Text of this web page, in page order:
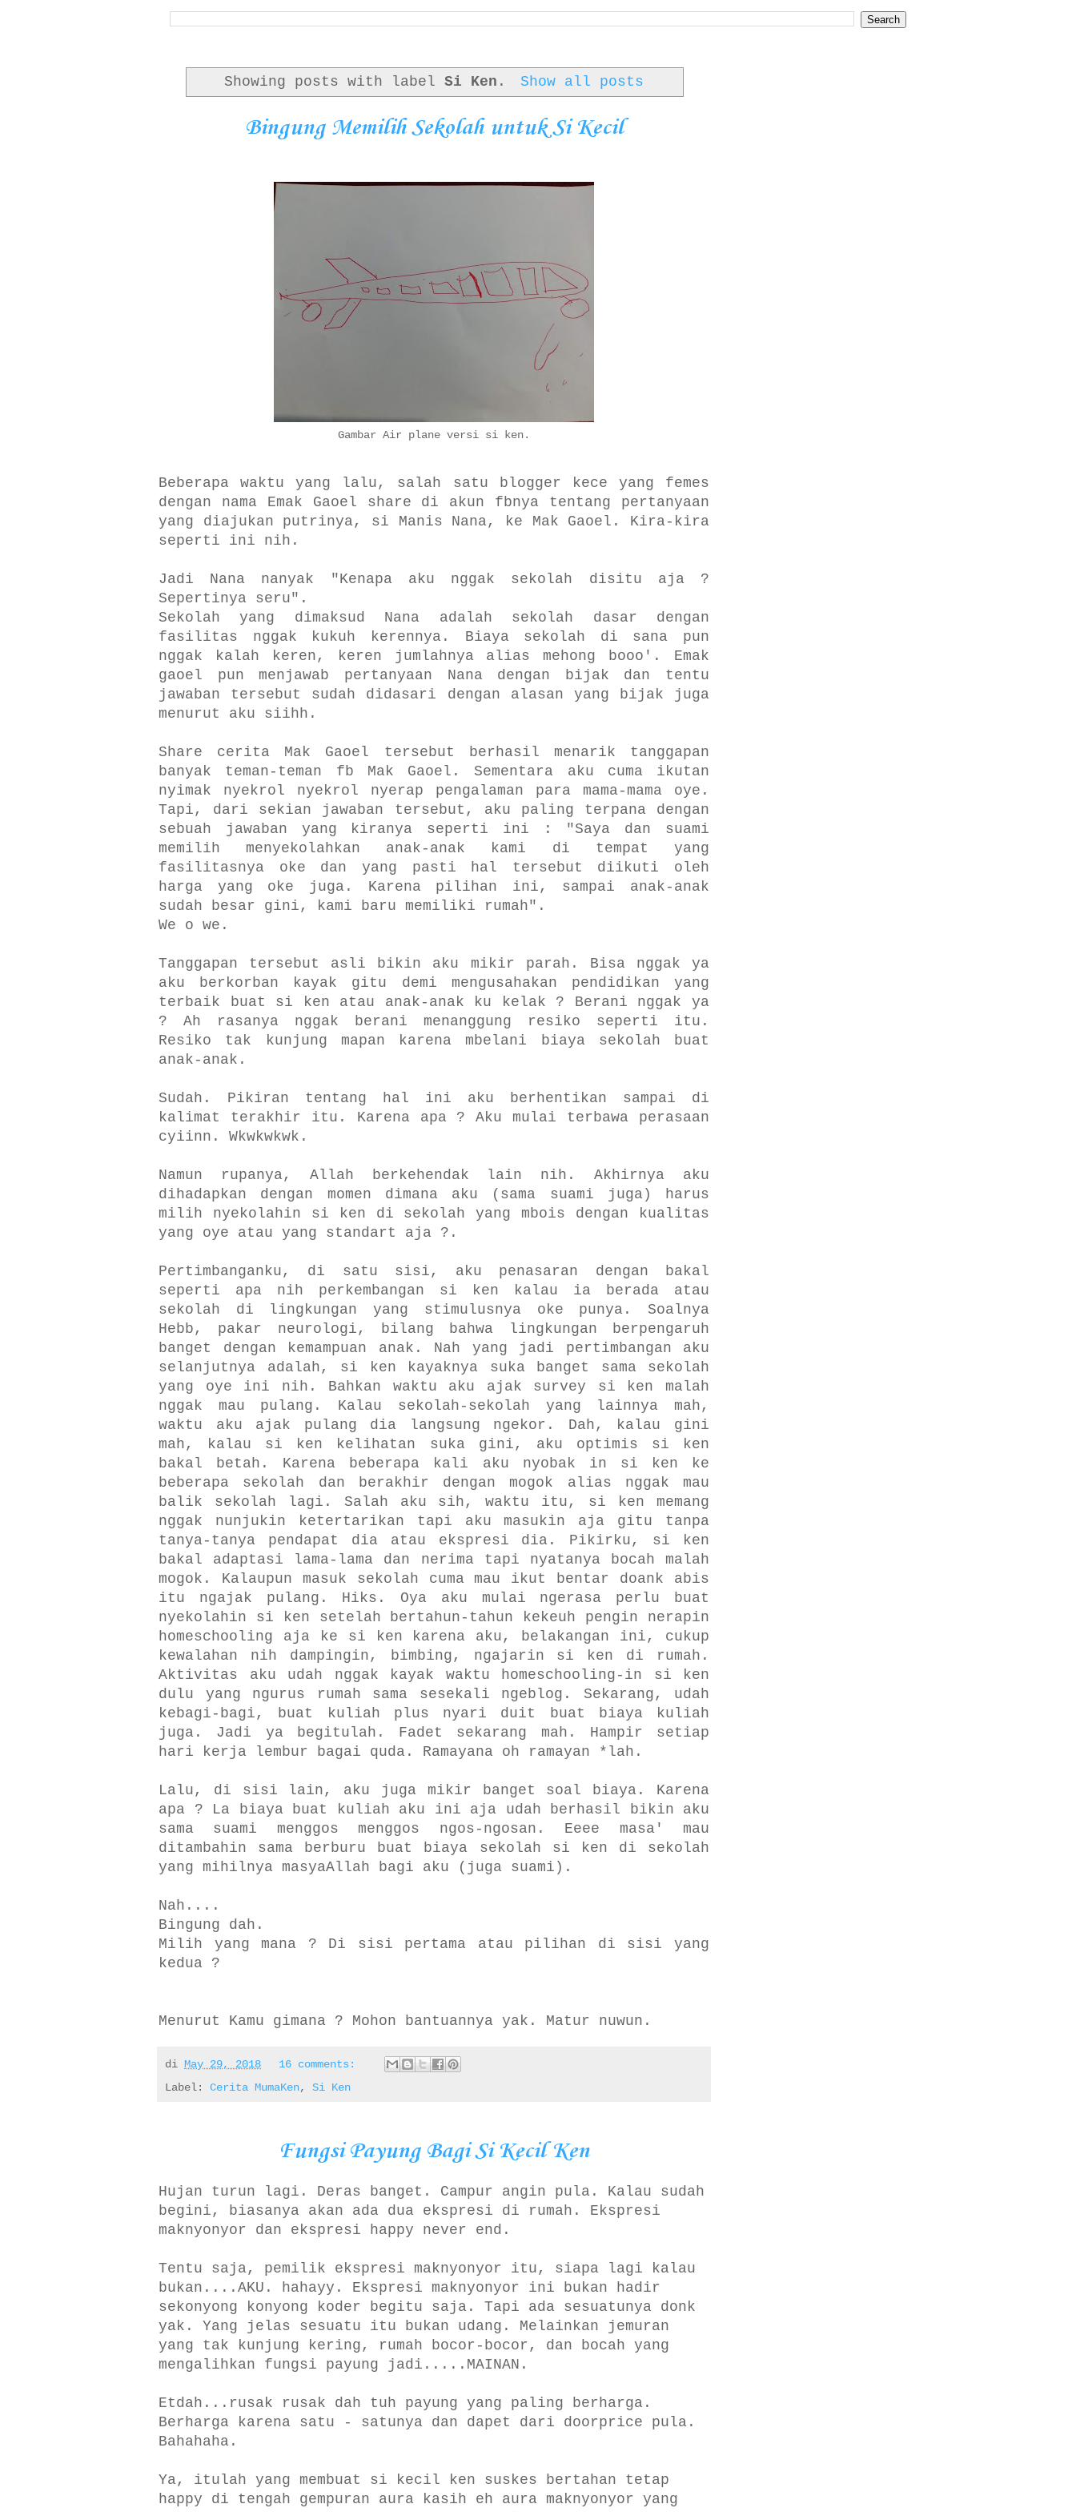
Showing posts with label Si Ken . Show all posts
Bingung Memilih Sekolah untuk Si Kecil
Gambar Air plane versi si ken.
Beberapa waktu yang lalu, salah satu blogger kece yang femes
dengan nama Emak Gaoel share di akun fbnya tentang pertanyaan
yang diajukan putrinya, si Manis Nana, ke Mak Gaoel. Kira-kira
seperti ini nih.
Jadi Nana nanyak "Kenapa aku nggak sekolah disitu aja ?
Sepertinya seru".
Sekolah yang dimaksud Nana adalah sekolah dasar dengan
fasilitas nggak kukuh kerennya. Biaya sekolah di sana pun
nggak kalah keren, keren jumlahnya alias mehong booo'. Emak
gaoel pun menjawab pertanyaan Nana dengan bijak dan tentu
jawaban tersebut sudah didasari dengan alasan yang bijak juga
menurut aku siihh.
Share cerita Mak Gaoel tersebut berhasil menarik tanggapan
banyak teman-teman fb Mak Gaoel. Sementara aku cuma ikutan
nyimak nyekrol nyekrol nyerap pengalaman para mama-mama oye.
Tapi, dari sekian jawaban tersebut, aku paling terpana dengan
sebuah jawaban yang kiranya seperti ini : "Saya dan suami
memilih menyekolahkan anak-anak kami di tempat yang
fasilitasnya oke dan yang pasti hal tersebut diikuti oleh
harga yang oke juga. Karena pilihan ini, sampai anak-anak
sudah besar gini, kami baru memiliki rumah".
We o we.
Tanggapan tersebut asli bikin aku mikir parah. Bisa nggak ya
aku berkorban kayak gitu demi mengusahakan pendidikan yang
terbaik buat si ken atau anak-anak ku kelak ? Berani nggak ya
? Ah rasanya nggak berani menanggung resiko seperti itu.
Resiko tak kunjung mapan karena mbelani biaya sekolah buat
anak-anak.
Sudah. Pikiran tentang hal ini aku berhentikan sampai di
kalimat terakhir itu. Karena apa ? Aku mulai terbawa perasaan
cyiinn. Wkwkwkwk.
Namun rupanya, Allah berkehendak lain nih. Akhirnya aku
dihadapkan dengan momen dimana aku (sama suami juga) harus
milih nyekolahin si ken di sekolah yang mbois dengan kualitas
yang oye atau yang standart aja ?.
Pertimbanganku, di satu sisi, aku penasaran dengan bakal
seperti apa nih perkembangan si ken kalau ia berada atau
sekolah di lingkungan yang stimulusnya oke punya. Soalnya
Hebb, pakar neurologi, bilang bahwa lingkungan berpengaruh
banget dengan kemampuan anak. Nah yang jadi pertimbangan aku
selanjutnya adalah, si ken kayaknya suka banget sama sekolah
yang oye ini nih. Bahkan waktu aku ajak survey si ken malah
nggak mau pulang. Kalau sekolah-sekolah yang lainnya mah,
waktu aku ajak pulang dia langsung ngekor. Dah, kalau gini
mah, kalau si ken kelihatan suka gini, aku optimis si ken
bakal betah. Karena beberapa kali aku nyobak in si ken ke
beberapa sekolah dan berakhir dengan mogok alias nggak mau
balik sekolah lagi. Salah aku sih, waktu itu, si ken memang
nggak nunjukin ketertarikan tapi aku masukin aja gitu tanpa
tanya-tanya pendapat dia atau ekspresi dia. Pikirku, si ken
bakal adaptasi lama-lama dan nerima tapi nyatanya bocah malah
mogok. Kalaupun masuk sekolah cuma mau ikut bentar doank abis
itu ngajak pulang. Hiks. Oya aku mulai ngerasa perlu buat
nyekolahin si ken setelah bertahun-tahun kekeuh pengin nerapin
homeschooling aja ke si ken karena aku, belakangan ini, cukup
kewalahan nih dampingin, bimbing, ngajarin si ken di rumah.
Aktivitas aku udah nggak kayak waktu homeschooling-in si ken
dulu yang ngurus rumah sama sesekali ngeblog. Sekarang, udah
kebagi-bagi, buat kuliah plus nyari duit buat biaya kuliah
juga. Jadi ya begitulah. Fadet sekarang mah. Hampir setiap
hari kerja lembur bagai quda. Ramayana oh ramayan *lah.
Lalu, di sisi lain, aku juga mikir banget soal biaya. Karena
apa ? La biaya buat kuliah aku ini aja udah berhasil bikin aku
sama suami menggos menggos ngos-ngosan. Eeee masa' mau
ditambahin sama berburu buat biaya sekolah si ken di sekolah
yang mihilnya masyaAllah bagi aku (juga suami).
Nah....
Bingung dah.
Milih yang mana ? Di sisi pertama atau pilihan di sisi yang
kedua ?
Menurut Kamu gimana ? Mohon bantuannya yak. Matur nuwun.
di May 29, 2018
16 comments:
Label: Cerita MumaKen, Si Ken
Fungsi Payung Bagi Si Kecil Ken
Hujan turun lagi. Deras banget. Campur angin pula. Kalau sudah
begini, biasanya akan ada dua ekspresi di rumah. Ekspresi
maknyonyor dan ekspresi happy never end.
Tentu saja, pemilik ekspresi maknyonyor itu, siapa lagi kalau
bukan....AKU. hahayy. Ekspresi maknyonyor ini bukan hadir
sekonyong konyong koder begitu saja. Tapi ada sesuatunya donk
yak. Yang jelas sesuatu itu bukan udang. Melainkan jemuran
yang tak kunjung kering, rumah bocor-bocor, dan bocah yang
mengalihkan fungsi payung jadi.....MAINAN.
Etdah...rusak rusak dah tuh payung yang paling berharga.
Berharga karena satu - satunya dan dapet dari doorprice pula.
Bahahaha.
Ya, itulah yang membuat si kecil ken suskes bertahan tetap
happy di tengah gempuran aura kasih eh aura maknyonyor yang